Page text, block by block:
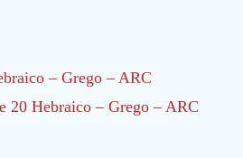
– Grego – ARC
20 Hebraico – Grego – ARC